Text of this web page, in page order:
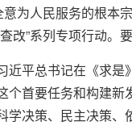
意为人民服务的根
改”系列专项行动。
近平总书记在《求
个首要任务和构建
学决策、民主决策